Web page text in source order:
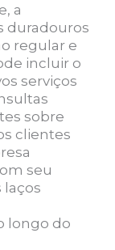
a
duradouros
regular e
incluir o
serviços
sobre
clientes
seu
laços
longo do